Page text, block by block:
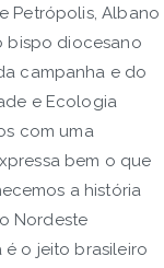
Petrópolis, Albano
bispo diocesano
campanha e do
e Ecologia
com uma
bem o que
a história
Nordeste
é o jeito brasileiro